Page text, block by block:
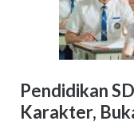
Pendidikan
Karakter,